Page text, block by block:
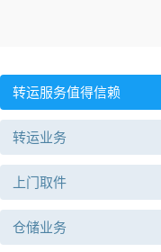
转运服务值得信赖
转运业务
上门取件
仓储业务